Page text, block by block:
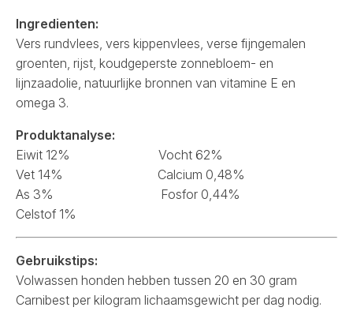
Ingredienten:
Vers rundvlees, vers kippenvlees, verse fijngemalen
groenten, rijst, koudgeperste zonnebloem- en
lijnzaadolie, natuurlijke bronnen van vitamine E en
omega 3.
Produktanalyse:
Eiwit 12% Vocht 62%
Vet 14% Calcium 0,48%
As 3% Fosfor 0,44%
Celstof 1%
Gebruikstips:
Volwassen honden hebben tussen 20 en 30 gram
Carnibest per kilogram lichaamsgewicht per dag nodig.